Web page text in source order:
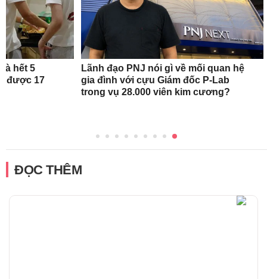
hết 5
được 17
Lãnh đạo PNJ nói gì về mối quan hệ
gia đình với cựu Giám đốc P-Lab
trong vụ 28.000 viên kim cương?
ĐỌC THÊM